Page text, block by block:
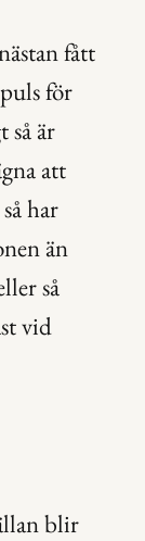
fått
för
så är
att
har
än
så
vid
blir